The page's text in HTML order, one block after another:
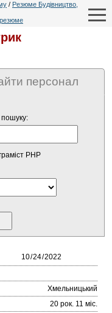
/ Резюме Будівництво,
персонал
пошуку:
PHP
Хмельницький
20 рок. 11 міc.